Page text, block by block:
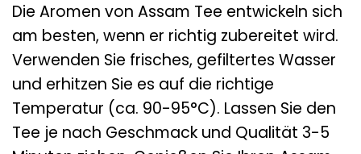
Die Aromen von Assam Tee entwickeln sich
am besten, wenn er richtig zubereitet wird.
Verwenden Sie frisches, gefiltertes Wasser
und erhitzen Sie es auf die richtige
Temperatur (ca. 90-95°C). Lassen Sie den
Tee je nach Geschmack und Qualität 3-5